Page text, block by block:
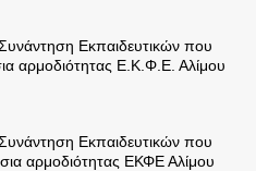
Θεμάτων
Θεμάτων
Εκπαιδευτικών Θεμάτων
Εκπαιδευτικών που
αρμοδιότητας Ε.Κ.Φ.Ε. Αλίμου
Εκπαιδευτικών που
αρμοδιότητας ΕΚΦΕ Αλίμου